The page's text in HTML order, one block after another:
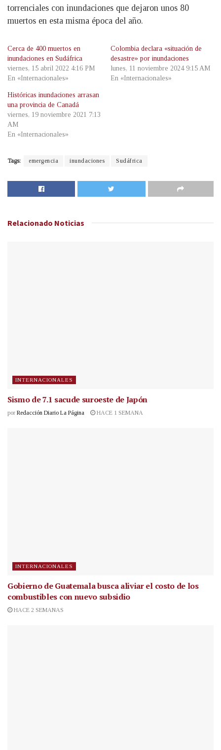
torrenciales con inundaciones que dejaron unos 80
muertos en esta misma época del año.
Cerca de 400 muertos en
inundaciones en Sudáfrica
viernes, 15 abril 2022 4:16 PM
En «Internacionales»
Colombia declara «situación de
desastre» por inundaciones
lunes, 11 noviembre 2024 9:15 AM
En «Internacionales»
Históricas inundaciones arrasan
una provincia de Canadá
viernes, 19 noviembre 2021 7:13
AM
En «Internacionales»
Tags: emergencia inundaciones Sudáfrica
Relacionado Noticias
INTERNACIONALES
Sismo de 7.1 sacude suroeste de Japón
por Redacción Diario La Página HACE 1 SEMANA
INTERNACIONALES
Gobierno de Guatemala busca aliviar el costo de los
combustibles con nuevo subsidio
HACE 2 SEMANAS